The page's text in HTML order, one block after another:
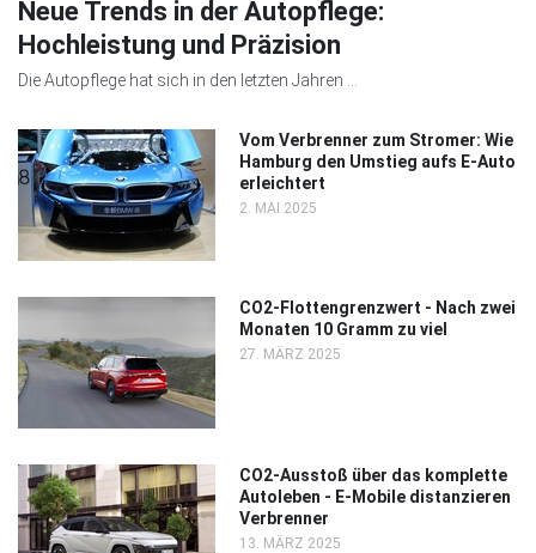
Neue Trends in der Autopflege:
Hochleistung und Präzision
Die Autopflege hat sich in den letzten Jahren ...
Vom Verbrenner zum Stromer: Wie
Hamburg den Umstieg aufs E-Auto
erleichtert
2. MAI 2025
CO2-Flottengrenzwert - Nach zwei
Monaten 10 Gramm zu viel
27. MÄRZ 2025
CO2-Ausstoß über das komplette
Autoleben - E-Mobile distanzieren
Verbrenner
13. MÄRZ 2025